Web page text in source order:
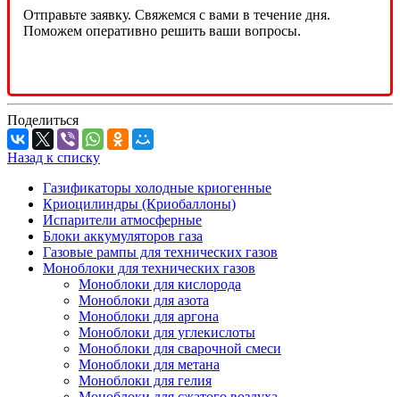
Отправьте заявку. Свяжемся с вами в течение дня.
Поможем оперативно решить ваши вопросы.
Поделиться
Назад к списку
Газификаторы холодные криогенные
Криоцилиндры (Криобаллоны)
Испарители атмосферные
Блоки аккумуляторов газа
Газовые рампы для технических газов
Моноблоки для технических газов
Моноблоки для кислорода
Моноблоки для азота
Моноблоки для аргона
Моноблоки для углекислоты
Моноблоки для сварочной смеси
Моноблоки для метана
Моноблоки для гелия